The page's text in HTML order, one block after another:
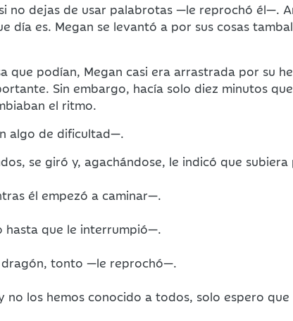
no dejas de usar palabrotas —le reprochó él—.
día es. Megan se levantó a por sus cosas
que podían, Megan casi era arrastrada por su
Sin embargo, hacía solo diez minutos
el ritmo.
algo de dificultad—.
se giró y, agachándose, le indicó que
él empezó a caminar—.
hasta que le interrumpió—.
dragón, tonto —le reprochó—.
los hemos conocido a todos, solo espero